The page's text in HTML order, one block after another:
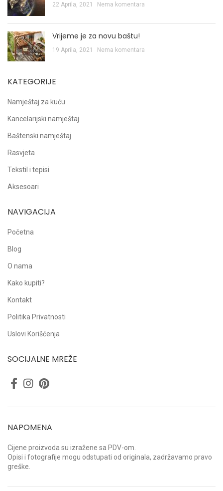
22 Aprila, 2021 Nema komentara
Vrijeme je za novu baštu!
19 Aprila, 2021 Nema komentara
KATEGORIJE
Namještaj za kuću
Kancelarijski namještaj
Baštenski namještaj
Rasvjeta
Tekstil i tepisi
Aksesoari
NAVIGACIJA
Početna
Blog
O nama
Kako kupiti?
Kontakt
Politika Privatnosti
Uslovi Korišćenja
SOCIJALNE MREŽE
NAPOMENA
Cijene proizvoda su izražene sa PDV-om.
Opisi i fotografije mogu odstupati od originala, zadržavamo pravo
greške.